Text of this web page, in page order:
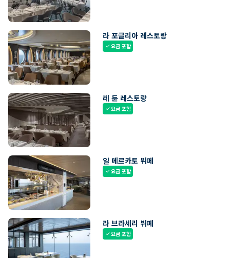
라 포글리아 레스토랑
check요금 포함
레 듄 레스토랑
check요금 포함
일 메르카토 뷔페
check요금 포함
라 브라세리 뷔페
check요금 포함